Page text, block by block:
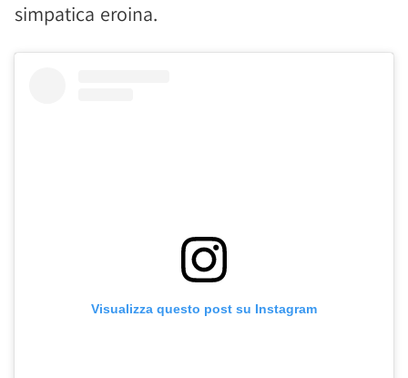
simpatica eroina.
Visualizza questo post su Instagram